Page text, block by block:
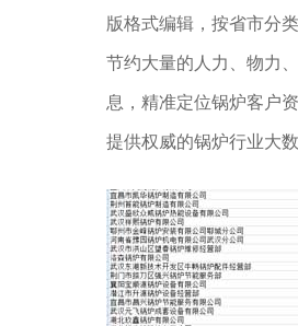
版格式编辑，按省市分
节约大量的人力、物力
息，精准定位锅炉客户
提供权威的锅炉行业大数